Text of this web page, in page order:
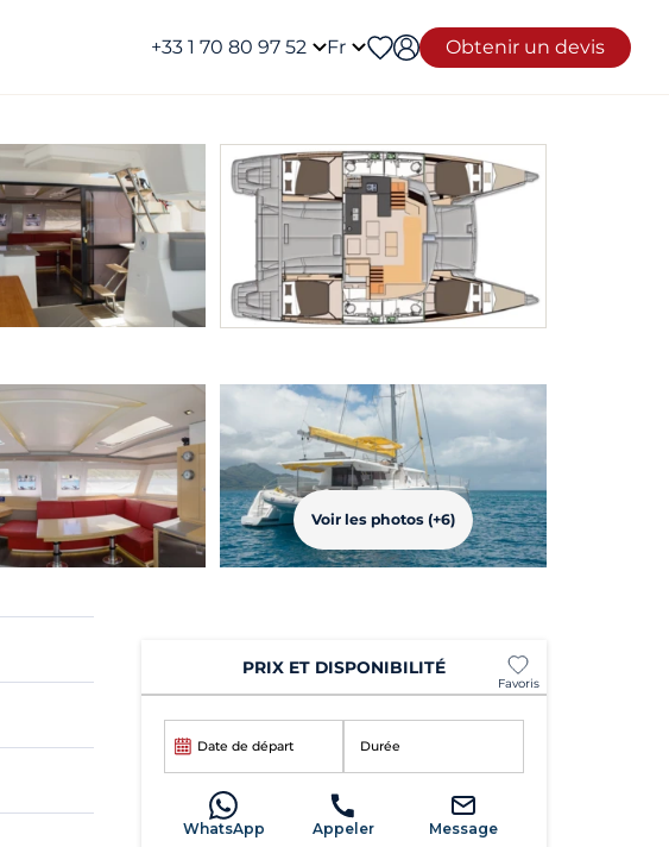
+33 1 70 80 97 52 Fr Obtenir un devis
Voir les photos (+6)
PRIX ET DISPONIBILITÉ
Favoris
Date de départ Durée
WhatsApp Appeler Message